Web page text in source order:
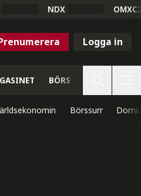
NDX
Logga in
BÖRS
Börssurr